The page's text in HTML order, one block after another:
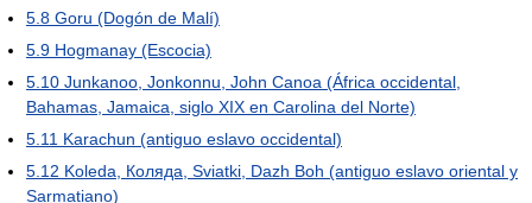
5.8 Goru (Dogón de Malí)
5.9 Hogmanay (Escocia)
5.10 Junkanoo, Jonkonnu, John Canoa (África occidental,
Bahamas, Jamaica, siglo XIX en Carolina del Norte)
5.11 Karachun (antiguo eslavo occidental)
5.12 Koleda, Коляда, Sviatki, Dazh Boh (antiguo eslavo oriental y
Sarmatiano)